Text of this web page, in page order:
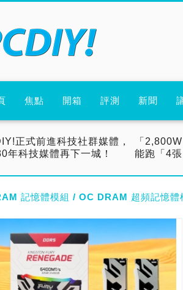
焦點 開箱 評測 新聞
正式前進科技社群媒體，
年科技媒體再下一城！
「
能跑「4
記憶體模組 / OC DRAM 超頻記憶體